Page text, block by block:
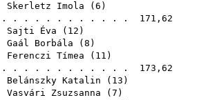
Skerletz Imola ( 6 )
. . . . . . . . . . . . 171,62
Sajti Éva ( 12 )
Gaál Borbála ( 8 )
Ferenczi Tímea ( 11 )
. . . . . . . . . . . . 173,62
Belánszky Katalin ( 13 )
Vasvári Zsuzsanna ( 7 )